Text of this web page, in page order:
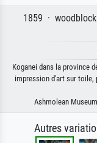
1859 ·
Koganei dans la province
impression d'art sur toile,
Ashmolean
Autres